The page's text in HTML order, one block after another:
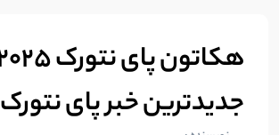
جدیدترین خبر پای نتورک